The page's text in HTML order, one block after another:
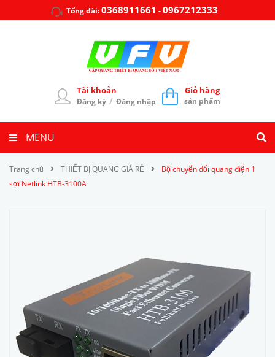
Tổng đài:0368911661 -0967212333
Tài khoản
Đăng ký / Đăng nhập
Giỏ hàng
sản phẩm
MENU
Trang chủ THIẾT BỊ QUANG GIÁ RẺ
Bộ chuyển đổi quang điện 1
sợi Netlink HTB-3100A